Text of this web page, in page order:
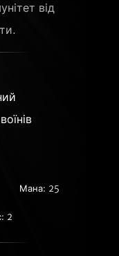
від
Мана: 25
2